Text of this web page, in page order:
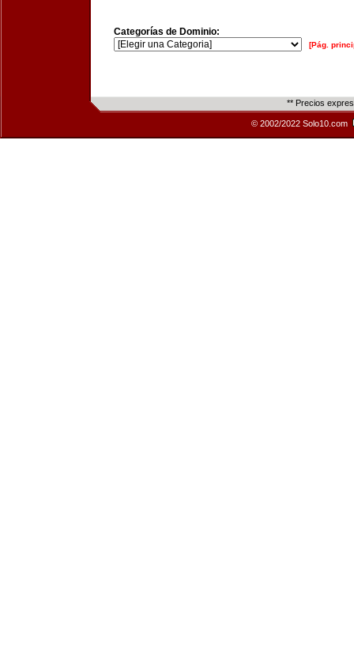
Categorías de Dominio:
[Pág.
** Precios
© 2002/2022 Solo10.com